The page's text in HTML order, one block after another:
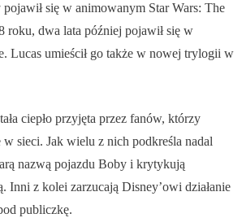
się w animowanym Star Wars: The
roku, dwa lata później pojawił się w
Lucas umieścił go także w nowej trylogii w
ciepło przyjęta przez fanów, którzy
sieci. Jak wielu z nich podkreśla nadal
nazwą pojazdu Boby i krytykują
Inni z kolei zarzucają Disney’owi działanie
publiczkę.